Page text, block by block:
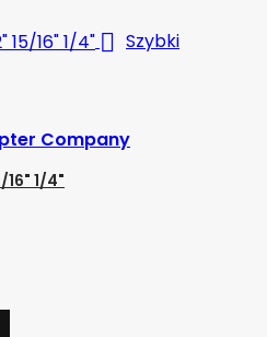
 Szybki
Company
16" 1/4"